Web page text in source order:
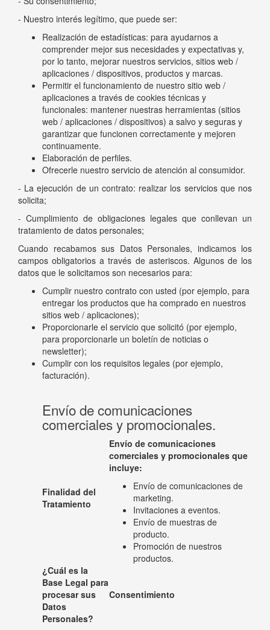
- Nuestro interés legítimo, que puede ser:
Realización de estadísticas: para ayudarnos a
comprender mejor sus necesidades y expectativas y,
por lo tanto, mejorar nuestros servicios, sitios web /
aplicaciones / dispositivos, productos y marcas.
Permitir el funcionamiento de nuestro sitio web /
aplicaciones a través de cookies técnicas y
funcionales: mantener nuestras herramientas (sitios
web / aplicaciones / dispositivos) a salvo y seguras y
garantizar que funcionen correctamente y mejoren
continuamente.
Elaboración de perfiles.
Ofrecerle nuestro servicio de atención al consumidor.
- La ejecución de un contrato: realizar los servicios que nos
solicita;
- Cumplimiento de obligaciones legales que conllevan un
tratamiento de datos personales;
Cuando recabamos sus Datos Personales, indicamos los
campos obligatorios a través de asteriscos. Algunos de los
datos que le solicitamos son necesarios para:
Cumplir nuestro contrato con usted (por ejemplo, para
entregar los productos que ha comprado en nuestros
sitios web / aplicaciones);
Proporcionarle el servicio que solicitó (por ejemplo,
para proporcionarle un boletín de noticias o
newsletter);
Cumplir con los requisitos legales (por ejemplo,
facturación).
Envío de comunicaciones
comerciales y promocionales.
Finalidad del
Tratamiento
Envío de comunicaciones
comerciales y promocionales que
incluye:
Envío de comunicaciones de
marketing.
Invitaciones a eventos.
Envío de muestras de
producto.
Promoción de nuestros
productos.
¿Cuál es la
Base Legal para
procesar sus
Datos
Personales?
Consentimiento